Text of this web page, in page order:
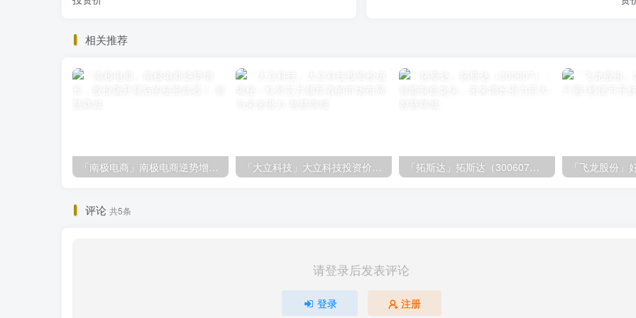
相关推荐
「南极电商」南极电商逆势增长，股价飙升背后的秘密武器！ 「大立科技」大立科技投资价值揭秘：红外芯片领军者的市场布局与未来潜力 「拓斯达」拓斯达（300607）：智能制造龙头，未来增长潜力巨大
评论 共5条
请登录后发表评论
登录 注册